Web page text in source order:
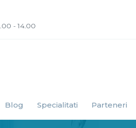
- 14.00
Blog Specialitati Parteneri